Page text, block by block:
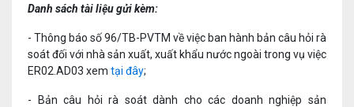
Danh sách tài liệu gửi kèm:
- Thông báo số 96/TB-PVTM về việc ban hành bản câu hỏi rà
soát đối với nhà sản xuất, xuất khẩu nước ngoài trong vụ việc
ER02.AD03 xem tại đây;
- Bản câu hỏi rà soát dành cho các doanh nghiệp sản